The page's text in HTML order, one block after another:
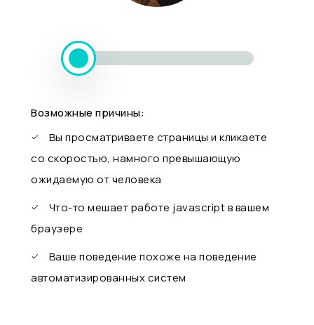
Возможные причины:
Вы просматриваете страницы и кликаете
со скоростью, намного превышающую
ожидаемую от человека
Что-то мешает работе javascript в вашем
браузере
Ваше поведение похоже на поведение
автоматизированных систем